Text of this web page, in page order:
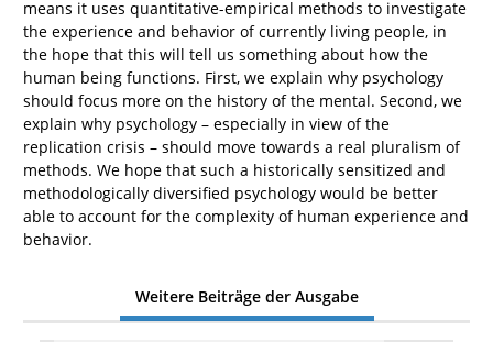
means it uses quantitative-empirical methods to investigate
the experience and behavior of currently living people, in
the hope that this will tell us something about how the
human being functions. First, we explain why psychology
should focus more on the history of the mental. Second, we
explain why psychology – especially in view of the
replication crisis – should move towards a real pluralism of
methods. We hope that such a historically sensitized and
methodologically diversified psychology would be better
able to account for the complexity of human experience and
behavior.
Weitere Beiträge der Ausgabe